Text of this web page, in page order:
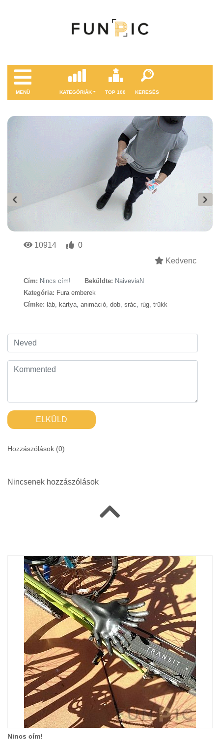
MENÜ KATEGÓRIÁK TOP 100 KERESÉS
10914
0
Kedvenc
Cím: Nincs cím! Beküldte: NaiveviaN
Kategória: Fura emberek
Címke: láb, kártya, animáció, dob, srác, rúg, trükk
ELKÜLD
Hozzászólások (0)
Nincsenek hozzászólások
Nincs cím!